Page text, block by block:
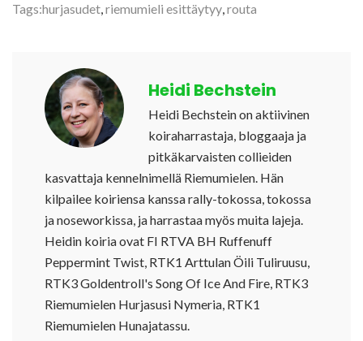
Tags:hurjasudet,riemumieli esittäytyy,routa
Heidi Bechstein
Heidi Bechstein on aktiivinen
koiraharrastaja, bloggaaja ja
pitkäkarvaisten collieiden
kasvattaja kennelnimellä Riemumielen. Hän
kilpailee koiriensa kanssa rally-tokossa, tokossa
ja noseworkissa, ja harrastaa myös muita lajeja.
Heidin koiria ovat FI RTVA BH Ruffenuff
Peppermint Twist, RTK1 Arttulan Öili Tuliruusu,
RTK3 Goldentroll's Song Of Ice And Fire, RTK3
Riemumielen Hurjasusi Nymeria, RTK1
Riemumielen Hunajatassu.